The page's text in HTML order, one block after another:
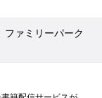
ファミリーパーク